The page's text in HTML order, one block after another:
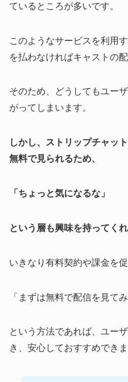
ているところが多いです。
このようなサービスを利用
を払わなければキャストの
そのため、どうしてもユー
がってしまいます。
しかし、ストリップチャッ
無料で見られるため、
「ちょっと気になるな」
という層も興味を持ってくれ
いきなり有料契約や課金を促
「まずは無料で配信を見てみ
という方法であれば、ユー
き、安心しておすすめできま